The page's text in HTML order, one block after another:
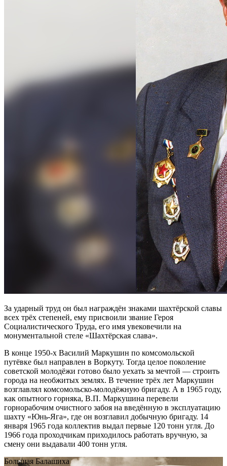
За ударный труд он был награждён знаками шахтёрской славы
всех трёх степеней, ему присвоили звание Героя
Социалистического Труда, его имя увековечили на
монументальной стеле «Шахтёрская слава».
В конце 1950-х Василий Маркушин по комсомольской
путёвке был направлен в Воркуту. Тогда целое поколение
советской молодёжи готово было уехать за мечтой — строить
города на необжитых землях. В течение трёх лет Маркушин
возглавлял комсомольско-молодёжную бригаду. А в 1965 году,
как опытного горняка, В.П. Маркушина перевели
горнорабочим очистного забоя на введённую в эксплуатацию
шахту «Юнь-Яга», где он возглавил добычную бригаду. 14
января 1965 года коллектив выдал первые 120 тонн угля. До
1966 года проходчикам приходилось работать вручную, за
смену они выдавали 400 тонн угля.
Большая Балашиха